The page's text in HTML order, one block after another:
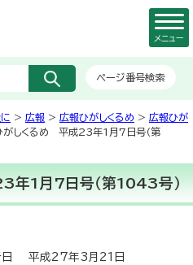
ページ番号検索
メニュー
> 広報 > 広報ひがしくるめ > 広報ひが
がしくるめ 平成23年1月7日号（第
年1月7日号（第1043号）
平成27年3月21日